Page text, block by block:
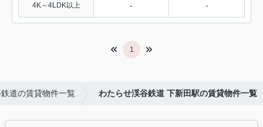
4K～4LDK以上 - -
1
道の賃貸物件一覧 わたらせ渓谷鉄道 下新田駅の賃貸物件一覧